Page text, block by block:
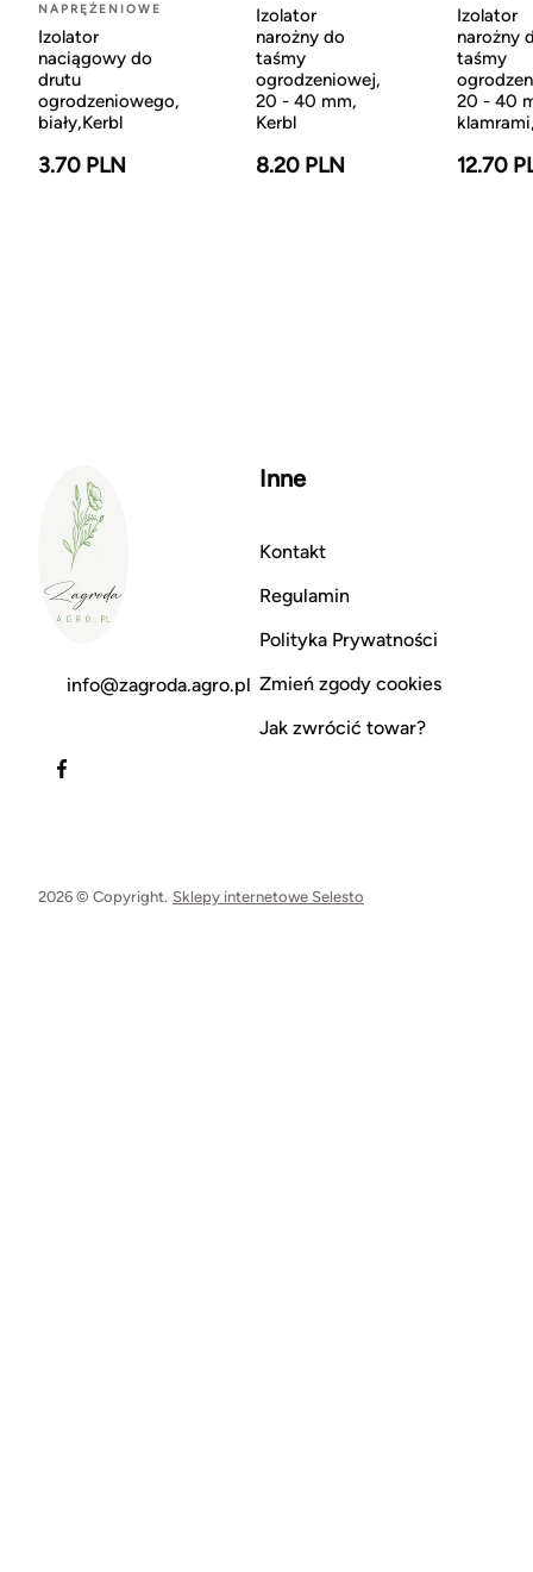
NAPRĘŻENIOWE
Izolator
naciągowy do
drutu
ogrodzeniowego,
biały,Kerbl
3.70 PLN
Izolator
narożny do
taśmy
ogrodzeniowej,
20 - 40 mm,
Kerbl
8.20 PLN
Izolator
narożny
taśmy
20 - 40
12.70
info@zagroda.agro.pl
Inne
Kontakt
Regulamin
Polityka Prywatności
Zmień zgody cookies
Jak zwrócić towar?
2026 © Copyright. Sklepy internetowe Selesto